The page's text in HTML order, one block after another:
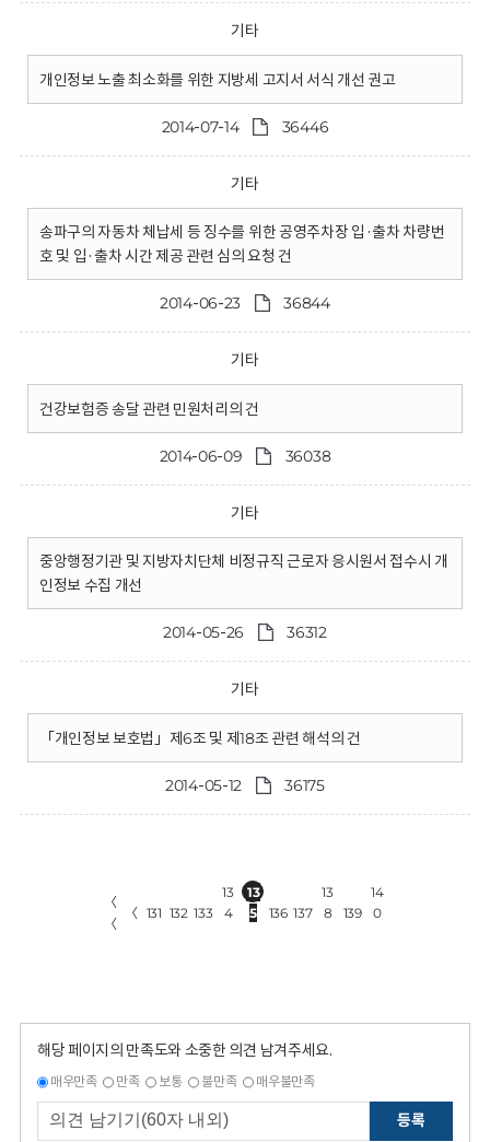
기타
개인정보 노출 최소화를 위한 지방세 고지서 서식 개선 권고
2014-07-14 36446
기타
송파구의 자동차 체납세 등 징수를 위한 공영주차장 입·출차 차량번
호 및 입·출차 시간 제공 관련 심의 요청 건
2014-06-23 36844
기타
건강보험증 송달 관련 민원처리의 건
2014-06-09 36038
기타
중앙행정기관 및 지방자치단체 비정규직 근로자 응시원서 접수시 개
인정보 수집 개선
2014-05-26 36312
기타
「개인정보 보호법」제6조 및 제18조 관련 해석의 건
2014-05-12 36175
〈
〈
〈 131 132 133
13
4
13
5
136 137
13
8
139
14
0
해당 페이지의 만족도와 소중한 의견 남겨주세요.
매우만족 만족 보통 불만족 매우불만족
등록